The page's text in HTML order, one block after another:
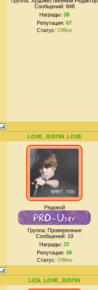
Сообщений: 848
Награды: 38
Репутация: 67
Статус: Offline
LOVE_JUSTIN_LOVE
Рядовой
Группа: Проверенные
Сообщений: 19
Награды: 37
Репутация: 49
Статус: Offline
LIZA_LOVE_JUSTIN